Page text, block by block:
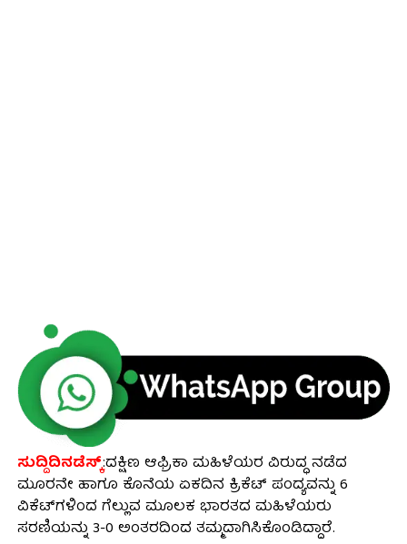
ಸುದ್ದಿದಿನಡೆಸ್ಕ್:ದಕ್ಷಿಣ ಆಫ್ರಿಕಾ ಮಹಿಳೆಯರ ವಿರುದ್ಧ ನಡೆದ
ಮೂರನೇ ಹಾಗೂ ಕೊನೆಯ ಏಕದಿನ ಕ್ರಿಕೆಟ್ ಪಂದ್ಯವನ್ನು 6
ವಿಕೆಟ್‌ಗಳಿಂದ ಗೆಲ್ಲುವ ಮೂಲಕ ಭಾರತದ ಮಹಿಳೆಯರು
ಸರಣಿಯನ್ನು 3-0 ಅಂತರದಿಂದ ತಮ್ಮದಾಗಿಸಿಕೊಂಡಿದ್ದಾರೆ.